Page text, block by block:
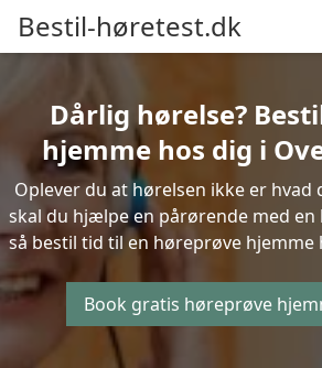
Bestil-høretest.dk
Dårlig hørelse?
hjemme hos dig i
Oplever du at hørelsen ikke er
skal du hjælpe en pårørende med en
så bestil tid til en høreprøve hjemme
Book gratis høreprøve